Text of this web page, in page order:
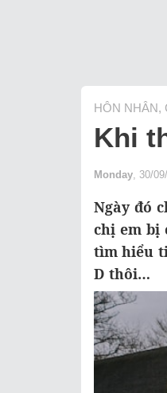
HÔN NHÂN,
Khi
Monday , 30/
Ngày đó
chị em bị
tìm hiểu
D thôi…